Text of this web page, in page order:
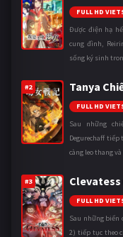
FULL HD
Được điện hạ
cung đình,
sống ký sinh
#2 Tanya
FULL HD
Sau những
Degurechaff
càng leo thang
#3 Clevatess
FULL HD
Sau những biến
2) tiếp tục theo